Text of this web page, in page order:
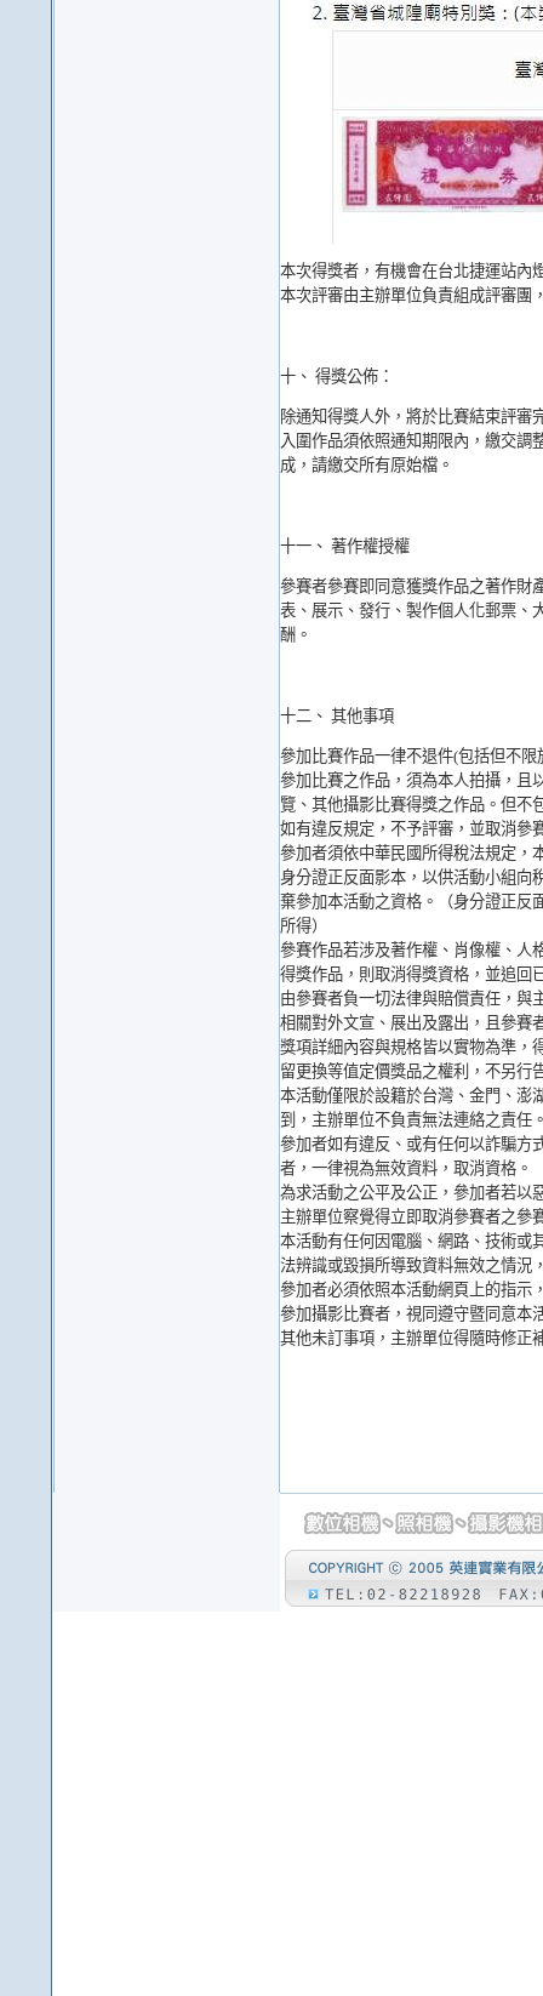
本次得獎者，有機會在台北捷運站內
本次評審由主辦單位負責組成評審團
十、 得獎公佈：
除通知得獎人外，將於比賽結束評審
入圍作品須依照通知期限內，繳交調
成，請繳交所有原始檔。
十一、 著作權授權
參賽者參賽即同意獲獎作品之著作財
表、展示、發行、製作個人化郵票、
酬。
十二、 其他事項
參加比賽作品一律不退件(包括但不限
參加比賽之作品，須為本人拍攝，且
覽、其他攝影比賽得獎之作品。但不
如有違反規定，不予評審，並取消參
參加者須依中華民國所得稅法規定，
身分證正反面影本，以供活動小組向
棄參加本活動之資格。（身分證正反
所得）
參賽作品若涉及著作權、肖像權、人
得獎作品，則取消得獎資格，並追回
由參賽者負一切法律與賠償責任，與
相關對外文宣、展出及露出，且參賽
獎項詳細內容與規格皆以實物為準，
留更換等值定價獎品之權利，不另行
本活動僅限於設籍於台灣、金門、澎
到，主辦單位不負責無法連絡之責任
參加者如有違反、或有任何以詐騙方
者，一律視為無效資料，取消資格。
為求活動之公平及公正，參加者若以
主辦單位察覺得立即取消參賽者之參
本活動有任何因電腦、網路、技術或
法辨識或毀損所導致資料無效之情況
參加者必須依照本活動網頁上的指示
參加攝影比賽者，視同遵守暨同意本
其他未訂事項，主辦單位得隨時修正